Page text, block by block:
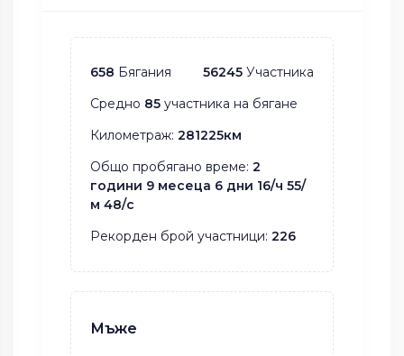
658 Бягания 56245 Участника
Средно 85 участника на бягане
Километраж: 281225км
Общо пробягано време: 2
години 9 месеца 6 дни 16/ч 55/
м 48/с
Рекорден брой участници: 226
Мъже